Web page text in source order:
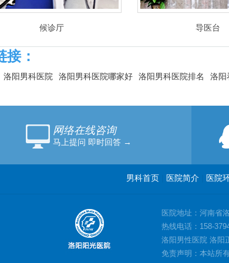
候诊厅 导医台
接：
洛阳男科医院 洛阳男科医院哪家好 洛阳男科医院排名 洛阳
网络在线咨询
马上提问 即时回答 →
男科首页 医院简介 医院
医院地址：河南省
热线电话：158-
洛阳男性医院 洛阳
免责声明：本站所